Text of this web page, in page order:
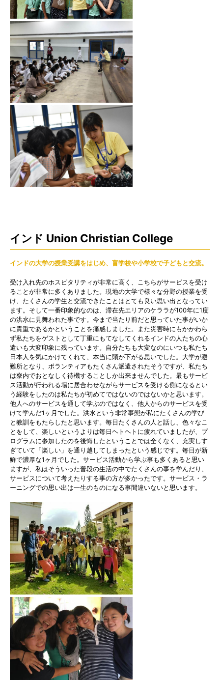
インド Union Christian College
インドの大学の授業受講をはじめ、盲学校や小学校で子どもと交流。
受け入れ先のホスピタリティが非常に高く、こちらがサービスを受け
ることが非常に多くありました。現地の大学で様々な分野の授業を受
け、たくさんの学生と交流できたことはとても良い思い出となってい
ます。そして一番印象的なのは、滞在先エリアのケララが100年に1度
の洪水に見舞われた事です。今まで当たり前だと思っていた事がいか
に貴重であるかということを痛感しました。また災害時にもかかわら
ず私たちをゲストとして丁重にもてなしてくれるインドの人たちの心
遣いも大変印象に残っています。自分たちも大変なのにいつも私たち
日本人を気にかけてくれて、本当に頭が下がる思いでした。大学が避
難所となり、ボランティアもたくさん派遣されたそうですが、私たち
は寮内でおとなしく待機することしか出来ませんでした。最もサービ
ス活動が行われる場に居合わせながらサービスを受ける側になるとい
う経験をしたのは私たちが初めてではないのではないかと思います。
他人へのサービスを通して学ぶのではなく、他人からのサービスを受
けて学んだ1ヶ月でした。洪水という非常事態が私にたくさんの学び
と教訓をもたらしたと思います。毎日たくさんの人と話し、色々なこ
とをして、楽しいというよりは毎日ヘトヘトに疲れていましたが、プ
ログラムに参加したのを後悔したということでは全くなく、充実しす
ぎていて「楽しい」を通り越してしまったという感じです。毎日が新
鮮で濃厚な1ヶ月でした。サービス活動から学ぶ事も多くあると思い
ますが、私はそういった普段の生活の中でたくさんの事を学んだり、
サービスについて考えたりする事の方が多かったです。サービス・ラ
ーニングでの思い出は一生のものになる事間違いないと思います。